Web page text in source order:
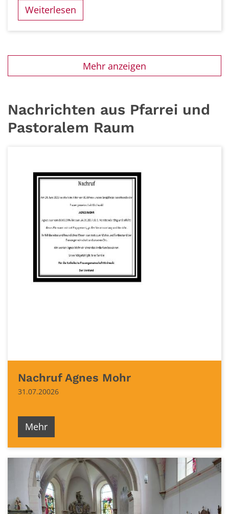
Weiterlesen
Mehr anzeigen
Nachrichten aus Pfarrei und
Pastoralem Raum
Nachruf Agnes Mohr
31.07.20026
Mehr